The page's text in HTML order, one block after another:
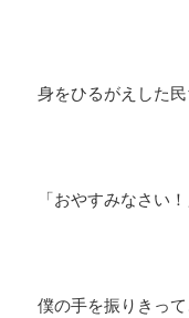
身をひるがえした
「おやすみなさい！
僕の手を振りきっ